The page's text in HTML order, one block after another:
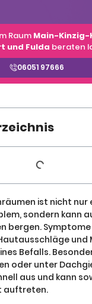
Raum Main-Kinzig-
und Fulda beraten
06051 97666
ist nicht nur
sondern kann
bergen.
und
Befalls.
oder unter
aus und kann
auftreten.